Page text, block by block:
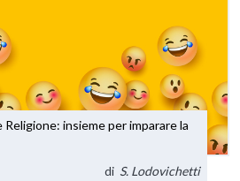
Religione: insieme per imparare la
di S. Lodovichetti